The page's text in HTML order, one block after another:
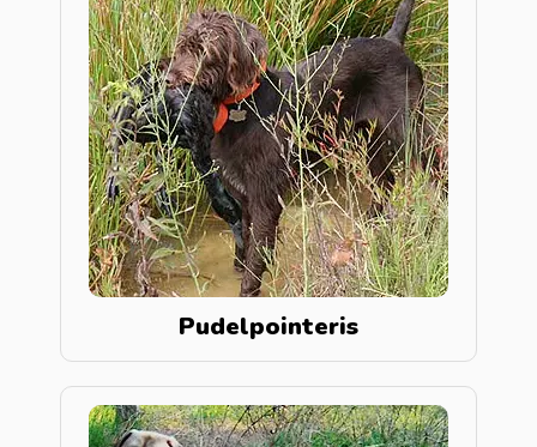
Pudelpointeris